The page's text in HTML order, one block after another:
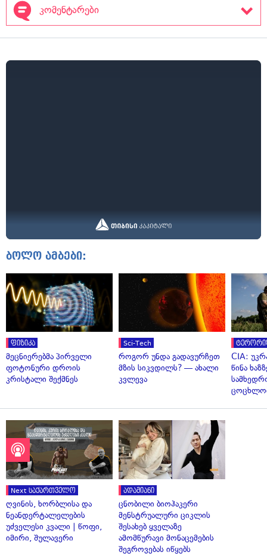
კომენტარები
ბოლო ამბები:
ფიზიკა
მეცნიერებმა პირველი
ფოტონური დროის
კრისტალი შექმნეს
Sci-Tech
როგორ უნდა გადავურჩეთ
მზის სიკვდილს? — ახალი
კვლევა
CIA:
წინა
Next საქართველო
ღვინის, ხორბლისა და
ნეანდერტალელების
უძველესი კვალი | წოფი,
იმირი, შულავერი
ადამიანი
ცნობილი ბიოჰაკერი
მენსტრუალური ციკლის
შესახებ ყველაზე
ამომწურავი მონაცემების
შეგროვებას იწყებს